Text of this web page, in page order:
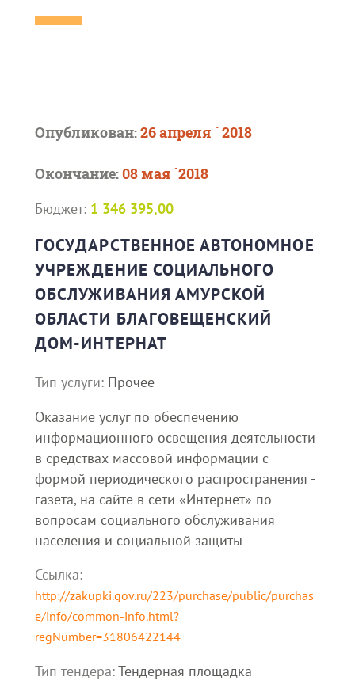
Опубликован:26 апреля ` 2018
Окончание:08 мая `2018
Бюджет: 1 346 395,00
ГОСУДАРСТВЕННОЕ АВТОНОМНОЕ
УЧРЕЖДЕНИЕ СОЦИАЛЬНОГО
ОБСЛУЖИВАНИЯ АМУРСКОЙ
ОБЛАСТИ БЛАГОВЕЩЕНСКИЙ
ДОМ-ИНТЕРНАТ
Тип услуги: Прочее
Оказание услуг по обеспечению
информационного освещения деятельности
в средствах массовой информации с
формой периодического распространения -
газета, на сайте в сети «Интернет» по
вопросам социального обслуживания
населения и социальной защиты
Ссылка:
http://zakupki.gov.ru/223/purchase/public/purchas
e/info/common-info.html?
regNumber=31806422144
Тип тендера:Тендерная площадка